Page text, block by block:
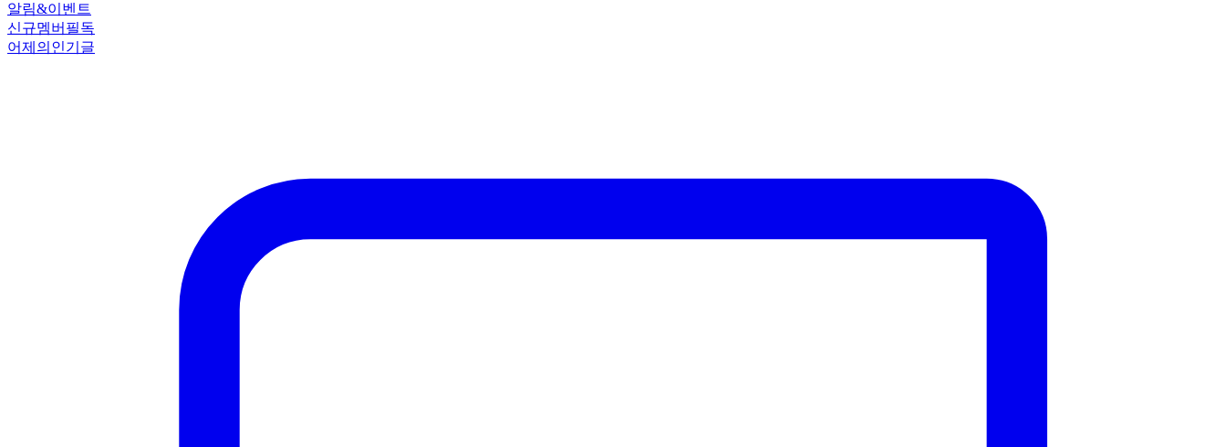
알림&이벤트
신규멤버필독
어제의인기글